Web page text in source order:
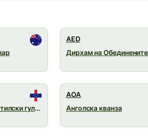
AED
Нидерландско-антилски гулден
AOA
Анголска кванза